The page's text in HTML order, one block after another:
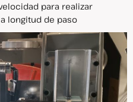
para realizar
longitud de paso